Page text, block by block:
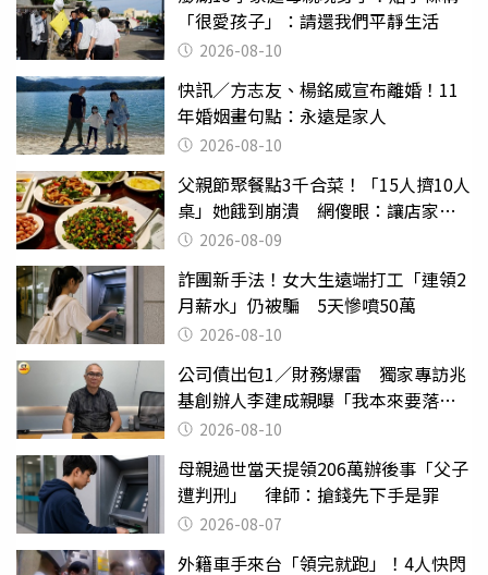
「很愛孩子」：請還我們平靜生活
2026-08-10
快訊／方志友、楊銘威宣布離婚！11
年婚姻畫句點：永遠是家人
2026-08-10
父親節聚餐點3千合菜！「15人擠10人
桌」她餓到崩潰 網傻眼：讓店家看
笑話2026-08-09
詐團新手法！女大生遠端打工「連領2
月薪水」仍被騙 5天慘噴50萬
2026-08-10
公司債出包1／財務爆雷 獨家專訪兆
基創辦人李建成親曝「我本來要落
跑」2026-08-10
母親過世當天提領206萬辦後事「父子
遭判刑」 律師：搶錢先下手是罪
2026-08-07
外籍車手來台「領完就跑」！4人快閃